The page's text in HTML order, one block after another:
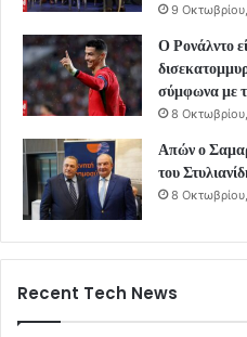
9
Ο Ρονάλντο
σύμφωνα
8
Απών ο
του
8
Recent Tech News